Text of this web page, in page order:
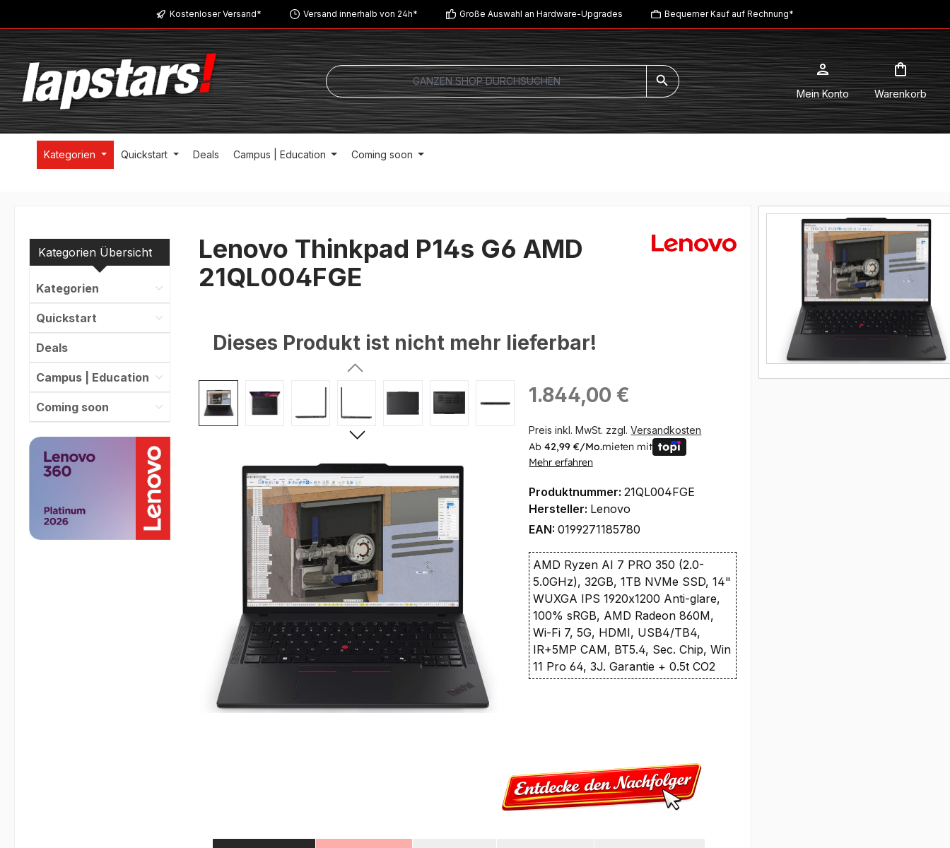
Zur Hauptnavigation springenKostenloser Versand* Versand innerhalb von 24h* Große Auswahl an Hardware-Upgrades Bequemer Kauf auf Rechnung*
Mein Konto Warenkorb
Kategorien Quickstart Deals Campus | Education Coming soon
Kategorien Übersicht
Kategorien
Quickstart
Deals
Campus | Education
Coming soon
Lenovo Thinkpad P14s G6 AMD
21QL004FGE
Dieses Produkt ist nicht mehr lieferbar!
Bildergalerie überspringen Regulärer Preis:
1.844,00 €
Preis inkl. MwSt. zzgl.Versandkosten
Ab42,99 €/Mo.mieten mit
Mehr erfahren
Produktnummer:21QL004FGE
Hersteller: Lenovo
EAN:0199271185780
AMD Ryzen AI 7 PRO 350 (2.0-
5.0GHz), 32GB, 1TB NVMe SSD, 14"
WUXGA IPS 1920x1200 Anti-glare,
100% sRGB, AMD Radeon 860M,
Wi-Fi 7, 5G, HDMI, USB4/TB4,
IR+5MP CAM, BT5.4, Sec. Chip, Win
11 Pro 64, 3J. Garantie + 0.5t CO2